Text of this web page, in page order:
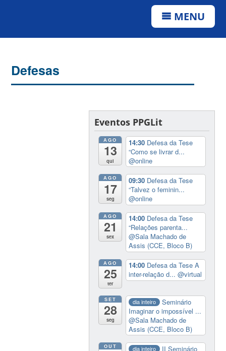
MENU
Defesas
Eventos PPGLit
AGO
13
qui
14:30 Defesa da Tese
“Como se livrar d...
@online
AGO
17
seg
09:30 Defesa da Tese
“Talvez o feminin...
@online
AGO
21
sex
14:00 Defesa da Tese
“Relações parenta...
@Sala Machado de
Assis (CCE, Bloco B)
AGO
25
ter
14:00 Defesa da Tese A
inter-relação d...@virtual
SET
28
seg
dia inteiro
Seminário
Imaginar o impossível ...
@Sala Machado de
Assis (CCE, Bloco B)
OUT dia inteiro
II Seminário